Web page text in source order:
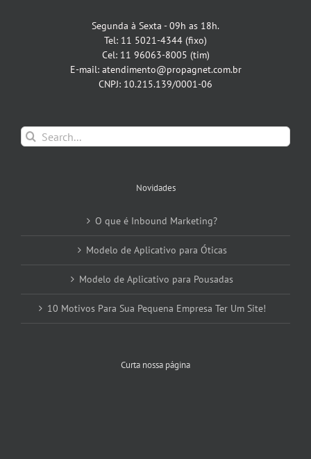
Segunda à Sexta - 09h as 18h.
Tel: 11 5021-4344 (fixo)
Cel: 11 96063-8005 (tim)
E-mail: atendimento@propagnet.com.br
CNPJ: 10.215.139/0001-06
Search
for:
Novidades
O que é Inbound Marketing?
Modelo de Aplicativo para Óticas
Modelo de Aplicativo para Pousadas
10 Motivos Para Sua Pequena Empresa Ter Um Site!
Curta nossa página